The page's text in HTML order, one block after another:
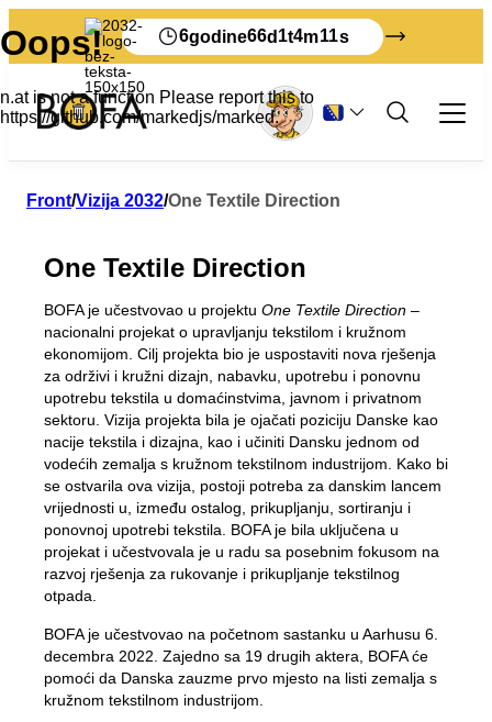
6godine66d 1t4m11s
Sortiranje
Sheme otpada
Uputstva za sortiranje
Ovo se dešava sa vašim otpadom
Tako smo dobri u sortiranju
Krupni otpad
Kompost
Rušenje i renoviranje
O
Radno vrijeme
Tarife za otpad (privatno)
Sve o komercijalnom otpadu
Stope otpada za preduzeća
Provizija proizvođača
Prijavite otpad za deponiju
Propisi o otpadu
Osnovna pravila
Tourist
Kako odložiti svoj otpad na Bornholmu
Štampani materijali na engleskom jeziku
Štampani materijali na njemačkom jeziku
O BOFA-i
O nama
Posjetite BOFA-u
Obrazovanje
Polica za časopise
Osoblje
Radno vrijeme
Kontaktirajte nas
Slobodna radna mjesta
Kompanija BOFA
Vizija 2032
Moje smece
Front/Vizija 2032/One Textile Direction
One Textile Direction
BOFA je učestvovao u projektu One Textile Direction –
nacionalni projekat o upravljanju tekstilom i kružnom
ekonomijom. Cilj projekta bio je uspostaviti nova rješenja
za održivi i kružni dizajn, nabavku, upotrebu i ponovnu
upotrebu tekstila u domaćinstvima, javnom i privatnom
sektoru. Vizija projekta bila je ojačati poziciju Danske kao
nacije tekstila i dizajna, kao i učiniti Dansku jednom od
vodećih zemalja s kružnom tekstilnom industrijom. Kako bi
se ostvarila ova vizija, postoji potreba za danskim lancem
vrijednosti u, između ostalog, prikupljanju, sortiranju i
ponovnoj upotrebi tekstila. BOFA je bila uključena u
projekat i učestvovala je u radu sa posebnim fokusom na
razvoj rješenja za rukovanje i prikupljanje tekstilnog
otpada.
BOFA je učestvovao na početnom sastanku u Aarhusu 6.
decembra 2022. Zajedno sa 19 drugih aktera, BOFA će
pomoći da Danska zauzme prvo mjesto na listi zemalja s
kružnom tekstilnom industrijom.